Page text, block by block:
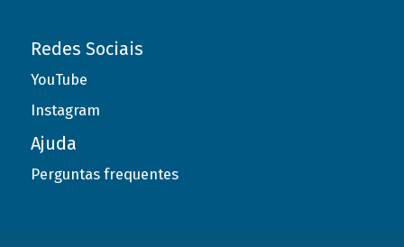
Redes Sociais
YouTube
Instagram
Ajuda
Perguntas frequentes